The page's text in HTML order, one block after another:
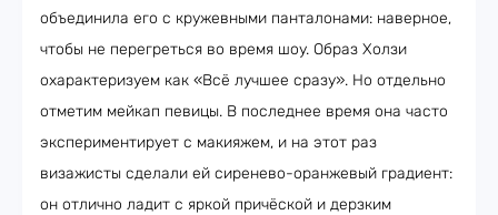
объединила его с кружевными панталонами: наверное,
чтобы не перегреться во время шоу. Образ Холзи
охарактеризуем как «Всё лучшее сразу». Но отдельно
отметим мейкап певицы. В последнее время она часто
экспериментирует с макияжем, и на этот раз
визажисты сделали ей сиренево-оранжевый градиент:
он отлично ладит с яркой причёской и дерзким